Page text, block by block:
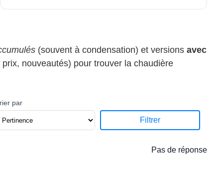
(souvent à condensation) et versions avec
nouveautés) pour trouver la chaudière
par
Filtrer
Pas de réponse